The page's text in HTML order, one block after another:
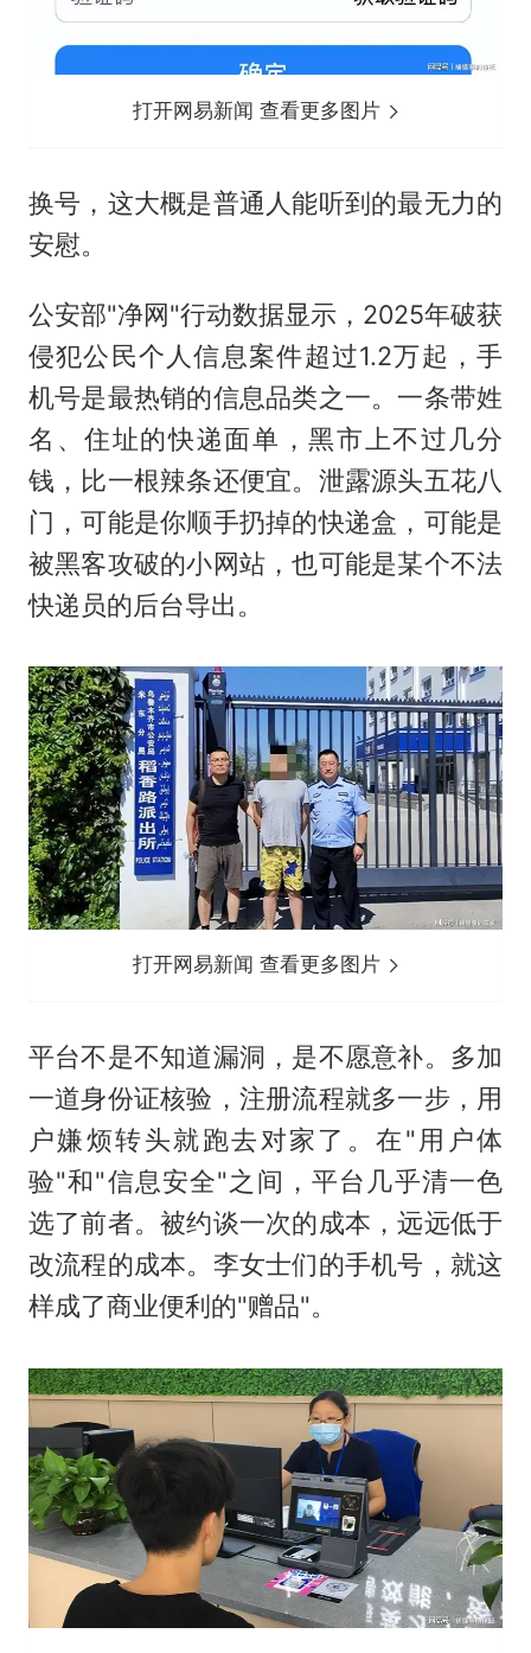
打开网易新闻 查看更多图片
换号，这大概是普通人能听到的最无力的
安慰。
公安部"净网"行动数据显示，2025年破获
侵犯公民个人信息案件超过1.2万起，手
机号是最热销的信息品类之一。一条带姓
名、住址的快递面单，黑市上不过几分
钱，比一根辣条还便宜。泄露源头五花八
门，可能是你顺手扔掉的快递盒，可能是
被黑客攻破的小网站，也可能是某个不法
快递员的后台导出。
打开网易新闻 查看更多图片
平台不是不知道漏洞，是不愿意补。多加
一道身份证核验，注册流程就多一步，用
户嫌烦转头就跑去对家了。在"用户体
验"和"信息安全"之间，平台几乎清一色
选了前者。被约谈一次的成本，远远低于
改流程的成本。李女士们的手机号，就这
样成了商业便利的"赠品"。